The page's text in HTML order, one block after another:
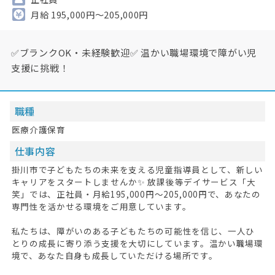
月給 195,000円～205,000円
✅ブランクOK・未経験歓迎✅ 温かい職場環境で障がい児
支援に挑戦！
職種
医療介護保育
仕事内容
掛川市で子どもたちの未来を支える児童指導員として、新しい
キャリアをスタートしませんか✨ 放課後等デイサービス「大
笑」では、正社員・月給195,000円～205,000円で、あなたの
専門性を活かせる環境をご用意しています。
私たちは、障がいのある子どもたちの可能性を信じ、一人ひ
とりの成長に寄り添う支援を大切にしています。温かい職場環
境で、あなた自身も成長していただける場所です。